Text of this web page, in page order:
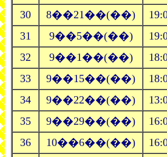
30
8��21��(��)
31
9��5��(��)
32
9��1��(��)
33
9��15��(��)
34
9��22��(��)
35
9��29��(��)
36
10��6��(��)